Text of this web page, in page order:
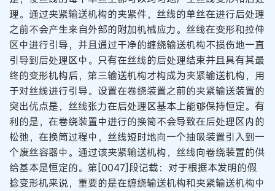
理。通过夹紧输送机构的夹紧件，丝线的单丝在进行后处理
之前不会产生来自外部的附加机械应力。丝线在变形和拉伸
区中进行引导，并且通过干净的缠绕输送机构不损伤地一直
引导到后处理区中。只有在丝线的后处理结束并且具有其最
终的变形机构后，第三输送机构才构成为夹紧输送机构，用
于对丝线进行引导。设置在卷绕装置之前的夹紧输送装置的
突出优点是，丝线张力在后处理区基本上能够保持恒定。有
利的是，在卷绕装置中进行的换筒不会导致在后处理区内的
松弛，在换筒过程中，丝线短时地向一个抽吸装置引入到一
个废丝容器中。通过该夹紧输送机构，丝线向卷绕装置的供
给基本是恒定的。第[0047]段记载：对于根据本发明的假
捻变形机来说，重要的是在缠绕输送机构和夹紧输送机构中